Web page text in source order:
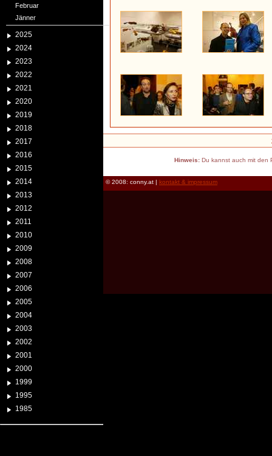
Februar
Jänner
2025
2024
2023
2022
2021
2020
2019
2018
2017
2016
2015
2014
2013
2012
2011
2010
2009
2008
2007
2006
2005
2004
2003
2002
2001
2000
1999
1995
1985
Hinweis:Du kannst auch mit den
© 2008: conny.at | kontakt & impressum